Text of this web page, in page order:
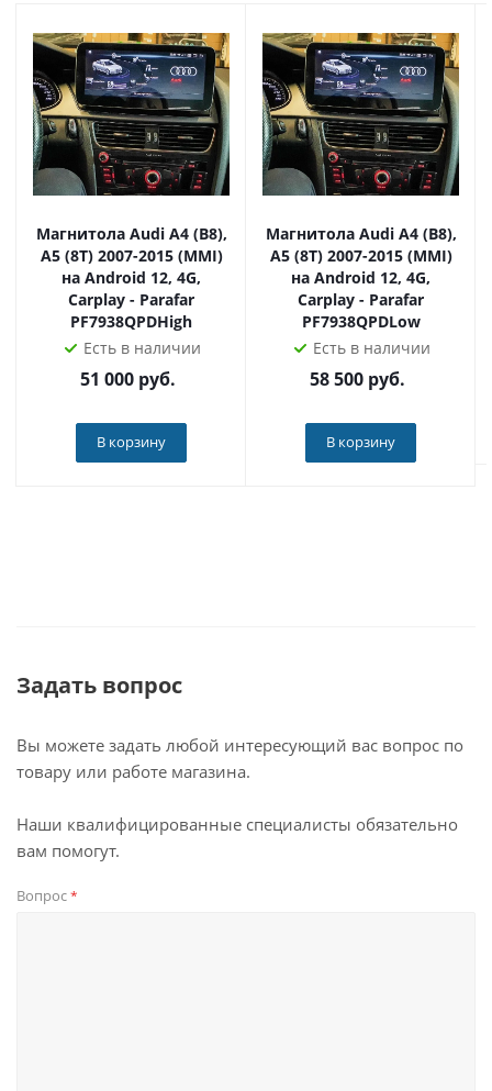
За консультацией и подробной информацией
обращайтесь к нашим менеджерам.
Магнитола Audi A4 (B8),
A5 (8T) 2007-2015 (MMI)
на Android 12, 4G,
Carplay - Parafar
PF7938QPDHigh
Есть в наличии
51 000руб.
В корзину
Магнитола Audi A4 (B8),
A5 (8T) 2007-2015 (MMI)
на Android 12, 4G,
Carplay - Parafar
PF7938QPDLow
Есть в наличии
58 500руб.
В корзину
Задать вопрос
Вы можете задать любой интересующий вас вопрос по
товару или работе магазина.
Наши квалифицированные специалисты обязательно
вам помогут.
Вопрос*